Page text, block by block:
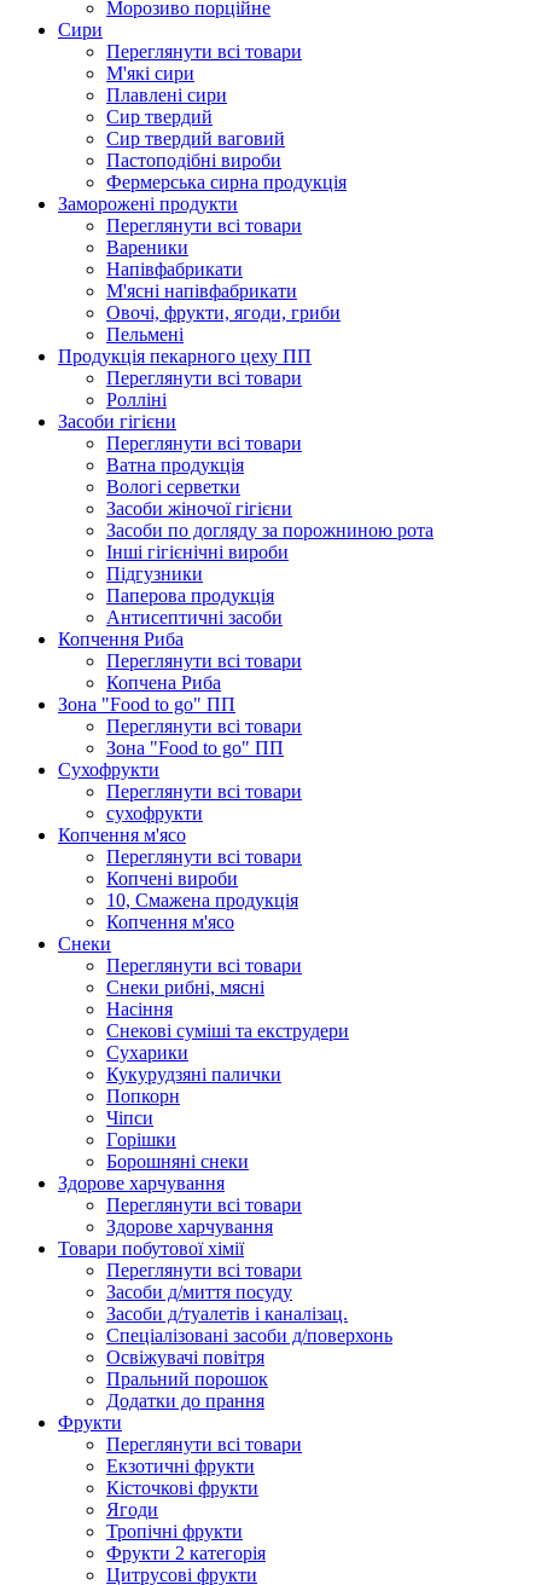
Морозиво порційне
Сири
Переглянути всі товари
М'які сири
Плавлені сири
Сир твердий
Сир твердий ваговий
Пастоподібні вироби
Фермерська сирна продукція
Заморожені продукти
Переглянути всі товари
Вареники
Напівфабрикати
М'ясні напівфабрикати
Овочі, фрукти, ягоди, гриби
Пельмені
Продукцiя пекарного цеху ПП
Переглянути всі товари
Ролліні
Засоби гігієни
Переглянути всі товари
Ватна продукція
Вологi серветки
Засоби жіночої гігієни
Засоби по догляду за порожниною рота
Інші гігієнічні вироби
Підгузники
Паперова продукція
Антисептичні засоби
Копчення Риба
Переглянути всі товари
Копчена Риба
Зона "Food to go" ПП
Переглянути всі товари
Зона "Food to go" ПП
Сухофрукти
Переглянути всі товари
сухофрукти
Копчення м'ясо
Переглянути всі товари
Копчені вироби
10, Смажена продукція
Копчення м'ясо
Снеки
Переглянути всі товари
Снеки рибні, мясні
Насіння
Снекові суміші та екструдери
Сухарики
Кукурудзяні пaлички
Попкорн
Чіпси
Гoрішки
Борошняні снеки
Здорове харчування
Переглянути всі товари
Здорове харчування
Товари побутової хімії
Переглянути всі товари
Засоби д/миття посуду
Засоби д/туалетів і каналізац.
Спеціалізовані засоби д/поверхонь
Освіжувачі повітря
Пральний порошок
Додатки до прання
Фрукти
Переглянути всі товари
Екзoтичні фрукти
Кісточкові фрукти
Ягоди
Тропічні фрукти
Фрукти 2 категорія
Цитрусові фрукти